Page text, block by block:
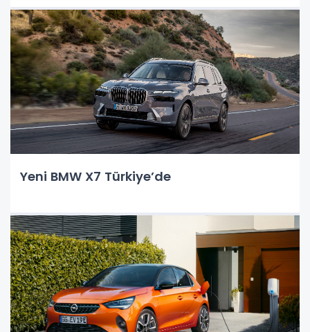
Yeni BMW X7 Türkiye’de